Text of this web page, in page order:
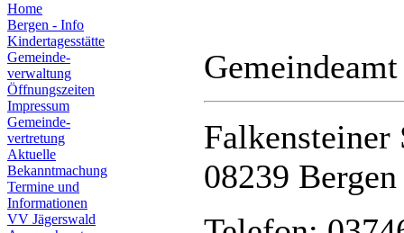
Home
Bergen - Info
Kindertagesstätte
Gemeinde-
verwaltung
Öffnungszeiten
Impressum
Gemeinde-
vertretung
Aktuelle
Bekanntmachung
Termine und
Informationen
VV Jägerswald
Falkensteiner
08239 Bergen